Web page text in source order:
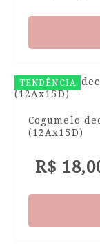
TENDÊNCIA
Cogumelo
(12Ax15D)
R$